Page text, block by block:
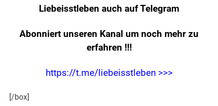
Liebeisstleben auch auf Telegram
Abonniert unseren Kanal um noch mehr zu
erfahren !!!
https://t.me/liebeisstleben >>>
[/box]